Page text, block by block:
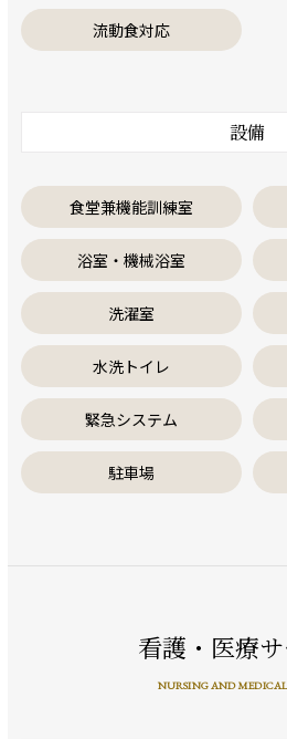
流動食対応
設備
食堂兼機能訓練室
浴室・機械浴室
洗濯室
水洗トイレ
緊急システム
駐車場
看護・医療
NURSING AND MEDICAL